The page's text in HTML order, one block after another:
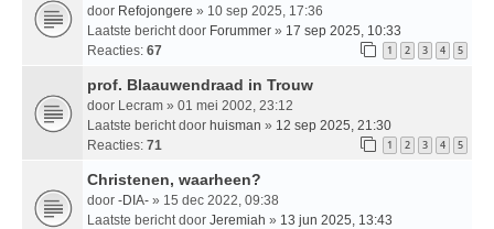
door Refojongere » 10 sep 2025, 17:36
Laatste bericht door Forummer » 17 sep 2025, 10:33
Reacties: 67 1 2 3 4 5
prof. Blaauwendraad in Trouw
door Lecram » 01 mei 2002, 23:12
Laatste bericht door huisman » 12 sep 2025, 21:30
Reacties: 71 1 2 3 4 5
Christenen, waarheen?
door -DIA- » 15 dec 2022, 09:38
Laatste bericht door Jeremiah » 13 jun 2025, 13:43